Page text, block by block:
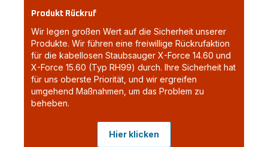
Produkt Rückruf
Wir legen großen Wert auf die Sicherheit unserer
Produkte. Wir führen eine freiwillige Rückrufaktion
für die kabellosen Staubsauger X-Force 14.60 und
X-Force 15.60 (Typ RH99) durch. Ihre Sicherheit hat
für uns oberste Priorität, und wir ergreifen
umgehend Maßnahmen, um das Problem zu
beheben.
Hier klicken